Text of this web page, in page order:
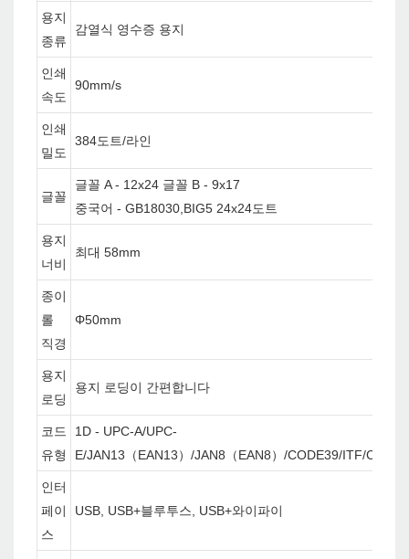
용지
종류
감열식 영수증 용지
인쇄
속도
90mm/s
인쇄
밀도
384도트/라인
글꼴
글꼴 A - 12x24 글꼴 B - 9x17
중국어 - GB18030,BIG5 24x24도트
용지
너비
최대 58mm
종이
롤
직경
Φ50mm
용지
로딩
용지 로딩이 간편합니다
코드
유형
1D - UPC-A/UPC-
E/JAN13（EAN13）/JAN8（EAN8）/CODE39/ITF/
인터
페이
스
USB, USB+블루투스, USB+와이파이